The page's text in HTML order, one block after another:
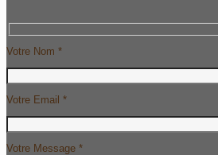
Votre Nom *
Votre Email *
Votre Message *